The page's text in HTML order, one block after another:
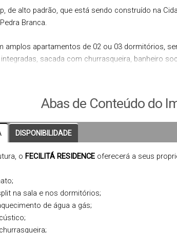
de alto padrão, que está sendo construído na
Branca.
amplos apartamentos de 02 ou 03 dormitórios,
sacada com churrasqueira, banheiro
e as condições facilitadas de aquisição/
Imobiliária sob o n.34.603, registrado junto
CORRETORES
Abas de Conteúdo do
DISPONIBILIDADE
o FECILITÁ RESIDENCE oferecerá a seus
na sala e nos dormitórios;
de água a gás;